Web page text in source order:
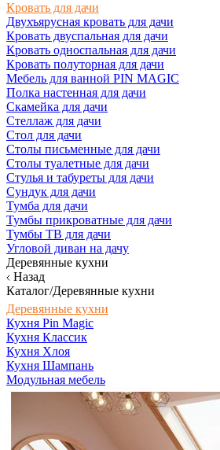
Кровать для дачи
Двухъярусная кровать для дачи
Кровать двуспальная для дачи
Кровать односпальная для дачи
Кровать полуторная для дачи
Мебель для ванной PIN MAGIC
Полка настенная для дачи
Скамейка для дачи
Стеллаж для дачи
Стол для дачи
Столы письменные для дачи
Столы туалетные для дачи
Стулья и табуреты для дачи
Сундук для дачи
Тумба для дачи
Тумбы прикроватные для дачи
Тумбы ТВ для дачи
Угловой диван на дачу
Деревянные кухни
Назад
Каталог/Деревянные кухни
Деревянные кухни
Кухня Pin Magic
Кухня Классик
Кухня Хлоя
Кухня Шампань
Модульная мебель